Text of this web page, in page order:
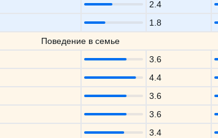
2.4
1.8
Поведение в семье
3.6
4.4
3.6
3.6
3.4